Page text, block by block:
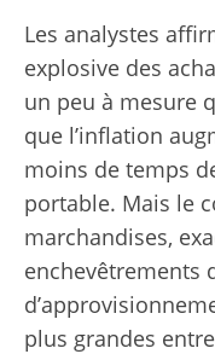
Les analystes
explosive des
un peu à mesure
que l’inflation
moins de temps
portable. Mais le
marchandises,
enchevêtrements
plus grandes